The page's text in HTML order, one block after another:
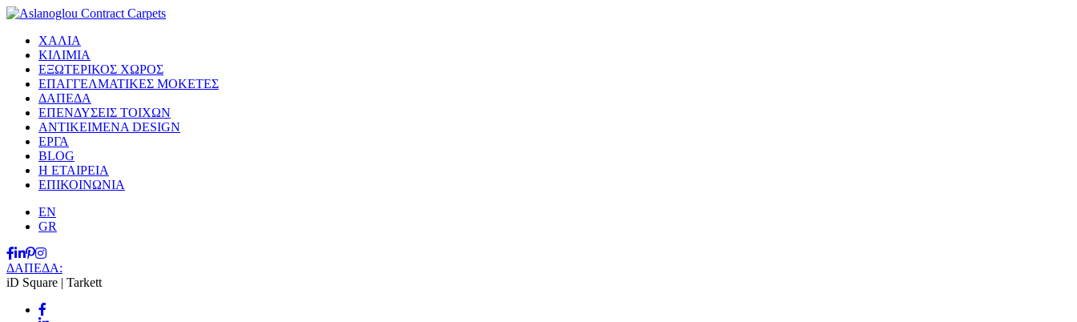
ΧΑΛΙΑ
ΚΙΛΙΜΙΑ
ΕΞΩΤΕΡΙΚΟΣ ΧΩΡΟΣ
ΕΠΑΓΓΕΛΜΑΤΙΚΕΣ ΜΟΚΕΤΕΣ
ΔΑΠΕΔΑ
EΠΕΝΔΥΣΕΙΣ ΤΟΙΧΩΝ
ΑΝΤΙΚΕΙΜΕΝΑ DESIGN
ΕΡΓΑ
BLOG
Η ΕΤΑΙΡΕΙΑ
ΕΠΙΚΟΙΝΩΝΙΑ
EN
GR
ΔΑΠΕΔΑ:
iD Square | Tarkett